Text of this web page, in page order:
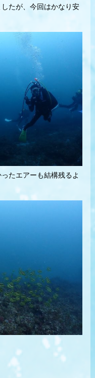
たが、今回はかなり安
たエアーも結構残るよ